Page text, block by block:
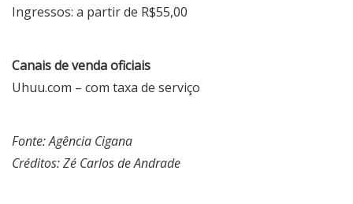
Ingressos: a partir de R$55,00
Canais de venda oficiais
Uhuu.com – com taxa de serviço
Fonte: Agência Cigana
Créditos: Zé Carlos de Andrade